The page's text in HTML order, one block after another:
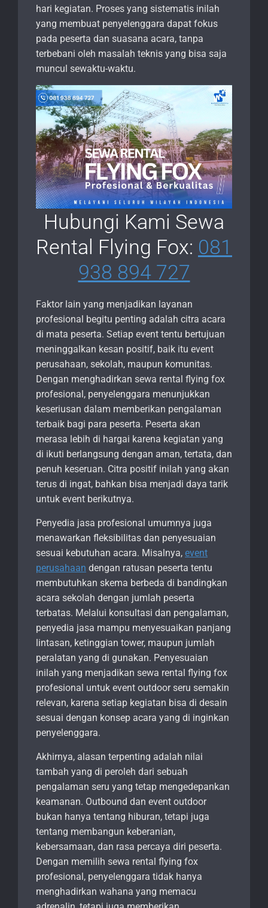
hari kegiatan. Proses yang sistematis inilah
yang membuat penyelenggara dapat fokus
pada peserta dan suasana acara, tanpa
terbebani oleh masalah teknis yang bisa saja
muncul sewaktu-waktu.
Hubungi Kami Sewa
Rental Flying Fox: 081
938 894 727
Faktor lain yang menjadikan layanan
profesional begitu penting adalah citra acara
di mata peserta. Setiap event tentu bertujuan
meninggalkan kesan positif, baik itu event
perusahaan, sekolah, maupun komunitas.
Dengan menghadirkan sewa rental flying fox
profesional, penyelenggara menunjukkan
keseriusan dalam memberikan pengalaman
terbaik bagi para peserta. Peserta akan
merasa lebih di hargai karena kegiatan yang
di ikuti berlangsung dengan aman, tertata, dan
penuh keseruan. Citra positif inilah yang akan
terus di ingat, bahkan bisa menjadi daya tarik
untuk event berikutnya.
Penyedia jasa profesional umumnya juga
menawarkan fleksibilitas dan penyesuaian
sesuai kebutuhan acara. Misalnya, event
perusahaan dengan ratusan peserta tentu
membutuhkan skema berbeda di bandingkan
acara sekolah dengan jumlah peserta
terbatas. Melalui konsultasi dan pengalaman,
penyedia jasa mampu menyesuaikan panjang
lintasan, ketinggian tower, maupun jumlah
peralatan yang di gunakan. Penyesuaian
inilah yang menjadikan sewa rental flying fox
profesional untuk event outdoor seru semakin
relevan, karena setiap kegiatan bisa di desain
sesuai dengan konsep acara yang di inginkan
penyelenggara.
Akhirnya, alasan terpenting adalah nilai
tambah yang di peroleh dari sebuah
pengalaman seru yang tetap mengedepankan
keamanan. Outbound dan event outdoor
bukan hanya tentang hiburan, tetapi juga
tentang membangun keberanian,
kebersamaan, dan rasa percaya diri peserta.
Dengan memilih sewa rental flying fox
profesional, penyelenggara tidak hanya
menghadirkan wahana yang memacu